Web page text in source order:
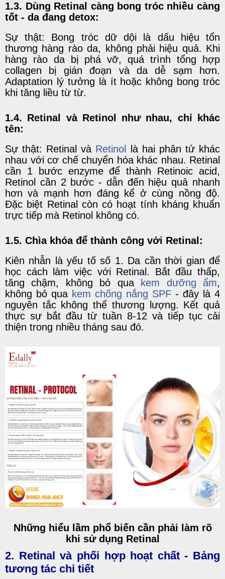
1.3. Dùng Retinal càng bong tróc nhiều càng
tốt - da đang detox:
Sự thật: Bong tróc dữ dội là dấu hiệu tổn
thương hàng rào da, không phải hiệu quả. Khi
hàng rào da bị phá vỡ, quá trình tổng hợp
collagen bị gián đoạn và da dễ sạm hơn.
Adaptation lý tưởng là ít hoặc không bong tróc
khi tăng liều từ từ.
1.4. Retinal và Retinol như nhau, chỉ khác
tên:
Sự thật: Retinal và Retinol
là hai phân tử khác
nhau với cơ chế chuyển hóa khác nhau. Retinal
cần 1 bước enzyme để thành Retinoic acid,
Retinol cần 2 bước - dẫn đến hiệu quả nhanh
hơn và mạnh hơn đáng kể ở cùng nồng độ.
Đặc biệt Retinal còn có hoạt tính kháng khuẩn
trực tiếp mà Retinol không có.
1.5. Chìa khóa để thành công với Retinal:
Kiên nhẫn là yếu tố số 1. Da cần thời gian để
học cách làm việc với Retinal. Bắt đầu thấp,
tăng chậm, không bỏ qua
kem dưỡng ẩm,
không bỏ qua kem chống nắng SPF - đây là 4
nguyên tắc không thể thương lượng. Kết quả
thực sự bắt đầu từ tuần 8-12 và tiếp tục cải
thiện trong nhiều tháng sau đó.
Những hiểu lầm phổ biến cần phải làm rõ
khi sử dụng Retinal
2. Retinal và phối hợp hoạt chất - Bảng
tương tác chi tiết